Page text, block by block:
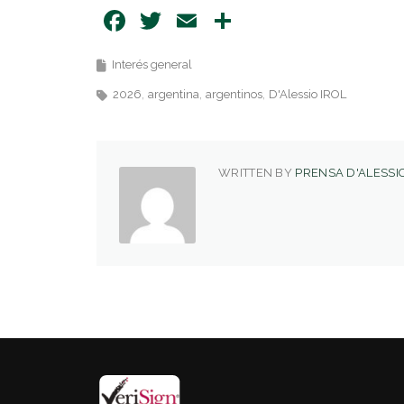
Facebook
Twitter
Email
Interés general
2026 argentina argentinos D'Alessio IROL
WRITTEN BY PRENSA